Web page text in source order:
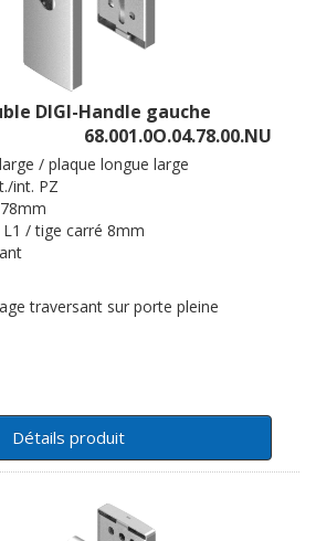
DIGI-Handle gauche
68.001.0O.04.78.00.NU
/ plaque longue large
int. PZ
/ tige carré 8mm
traversant sur porte pleine
Détails produit